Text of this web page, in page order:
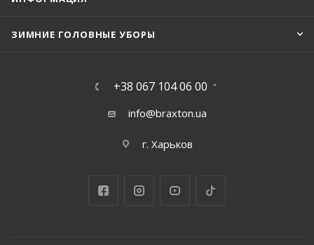
ЗИМНИЕ ГОЛОВНЫЕ УБОРЫ
+38 067 104 06 00
info@braxton.ua
г. Харьков